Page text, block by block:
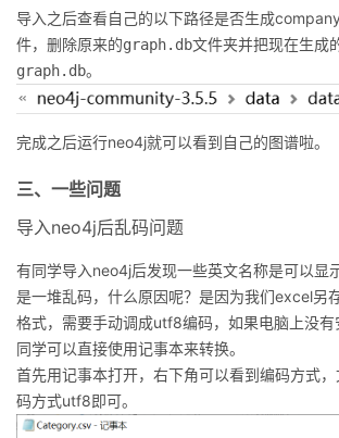
导入之后查看自己的以下路径是否生成
件， 删除原来的graph.db文件夹并把现在生成
graph.db。
完成之后运行neo4j就可以看到自己的图谱啦。
三、一些问题
导入neo4j后乱码问题
有同学导入neo4j后发现一些英文名称是可以显
是一堆乱码，什么原因呢？是因为我们excel另
格式，需要手动调成utf8编码，如果电脑上没
同学可以直接使用记事本来转换。
首先用记事本打开，右下角可以看到编码方式
码方式utf8即可。